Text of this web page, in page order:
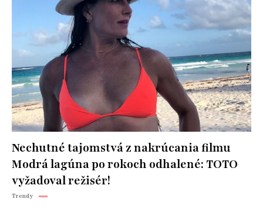
Nechutné tajomstvá z nakrúcania filmu
Modrá lagúna po rokoch odhalené: TOTO
vyžadoval režisér!
Trendy